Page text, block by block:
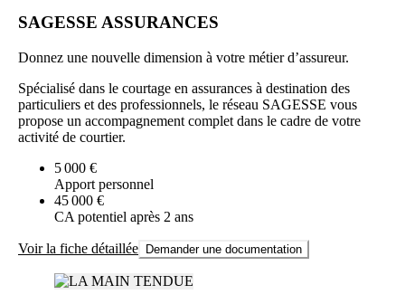
SAGESSE ASSURANCES
Donnez une nouvelle dimension à votre métier d’assureur.
Spécialisé dans le courtage en assurances à destination des
particuliers et des professionnels, le réseau SAGESSE vous
propose un accompagnement complet dans le cadre de votre
activité de courtier.
5 000 €
Apport personnel
45 000 €
CA potentiel après 2 ans
Voir la fiche détaillée Demander une documentation